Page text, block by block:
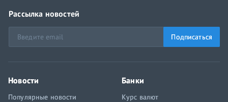
Рассылка новостей
Подписаться
Новости
Популярные новости
Банки
Курс валют